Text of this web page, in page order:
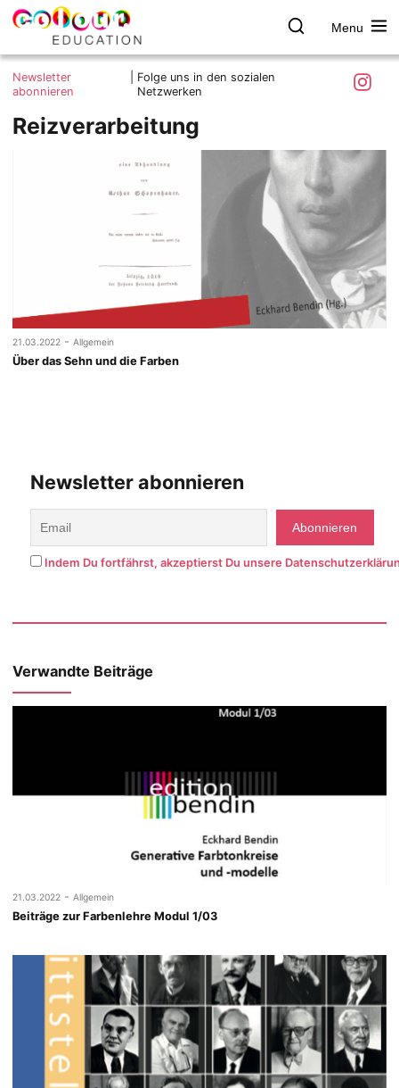
Skip
colour.education
Farbe
entdecken
Menu
Was ist colour.education?
Ziele und Mitmachen
Kontakt
Datenschutzerklärung
Newsletter
abonnieren
Folge uns in den sozialen
Netzwerken
Reizverarbeitung
21.03.2022 - Allgemein
Über das Sehn und die Farben
Newsletter abonnieren
Indem Du fortfährst, akzeptierst Du unsere
Verwandte Beiträge
21.03.2022 - Allgemein
Beiträge zur Farbenlehre Modul 1/03